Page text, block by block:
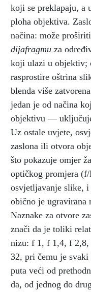
koji se preklapaju, a
ploha objektiva.
načina: može
dijafragmu za
koji ulazi u objektiv;
rasprostire oštrina
blenda više
jedan je od načina
objektivu —
Uz ostale uvjete,
zaslona ili otvora
što pokazuje omjer
optičkog promjera
osvjetljavanje slike, i
obično je ugravirana
Naznake za otvore
znači da je toliki
nizu: f 1, f 1,4, f
32, pri čemu je
puta veći od
da, od jednog do